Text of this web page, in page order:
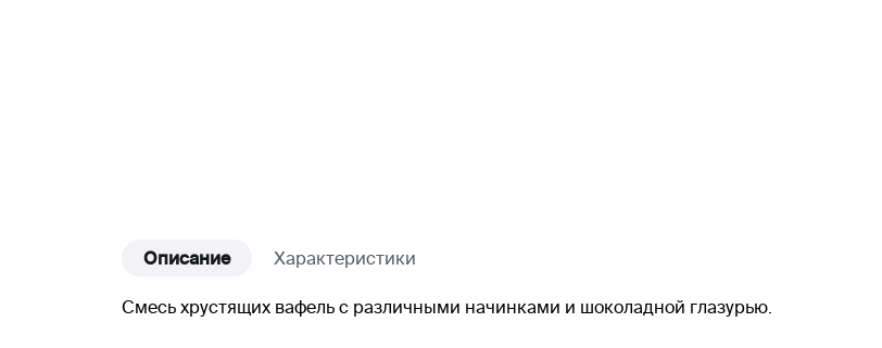
Описание Характеристики
Смесь хрустящих вафель с различными начинками и шоколадной глазурью.